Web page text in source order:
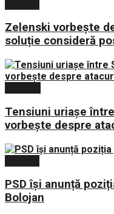
Zelenski vorbește
soluție consideră
Tensiuni uriașe
vorbește despre
PSD își anunță
Bolojan